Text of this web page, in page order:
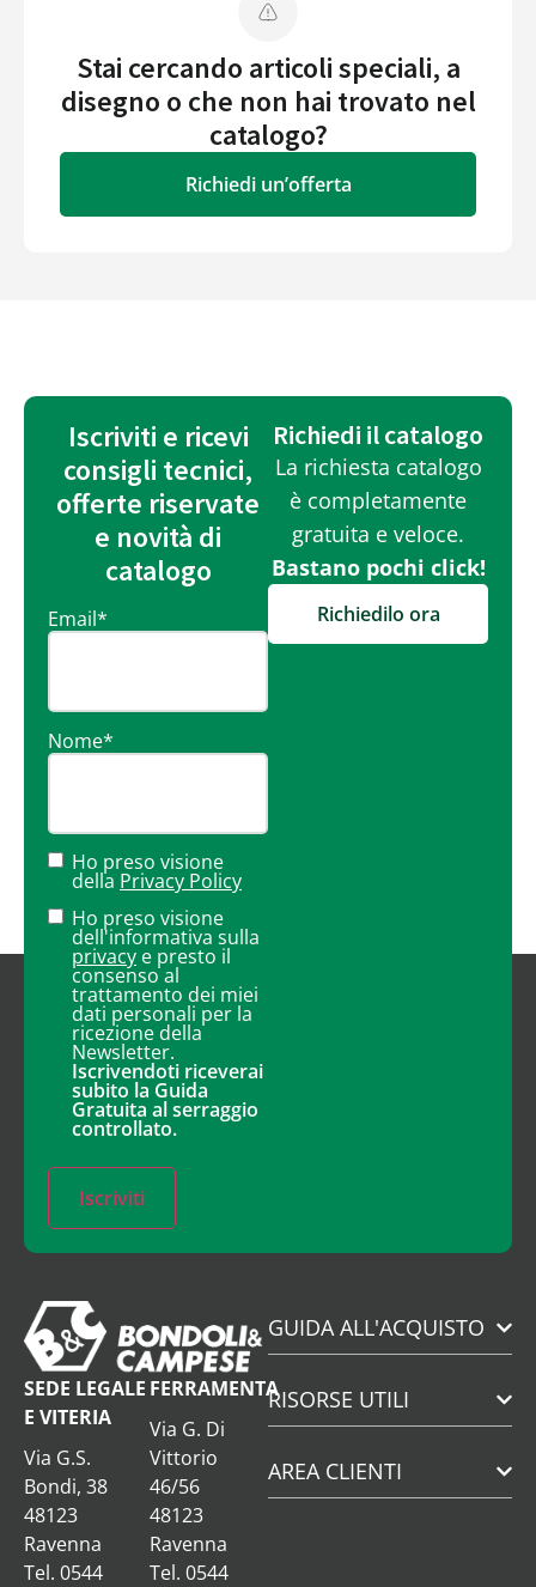
Stai cercando articoli speciali, a
disegno o che non hai trovato nel
catalogo?
Richiedi un’offerta
Iscriviti e ricevi
consigli tecnici,
offerte riservate
e novità di
catalogo
Email*
Nome*
Ho preso visione
della Privacy Policy
Ho preso visione
dell'informativa sulla
privacy e presto il
consenso al
trattamento dei miei
dati personali per la
ricezione della
Newsletter.
Iscrivendoti riceverai
subito la Guida
Gratuita al serraggio
controllato.
Iscriviti
Richiedi il catalogo
La richiesta catalogo
è completamente
gratuita e veloce.
Bastano pochi click!
Richiedilo ora
SEDE LEGALE
E VITERIA
Via G.S.
Bondi, 38
48123
Ravenna
Tel. 0544
FERRAMENTA
Via G. Di
Vittorio
46/56
48123
Ravenna
Tel. 0544
GUIDA ALL'ACQUISTO
RISORSE UTILI
AREA CLIENTI